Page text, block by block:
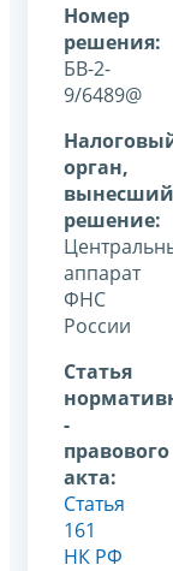
Номер
решения:
БВ-2-
9/6489@
орган,
вынесший
решение:
аппарат
ФНС
России
Статья
-
правового
акта:
Статья
161
НК РФ